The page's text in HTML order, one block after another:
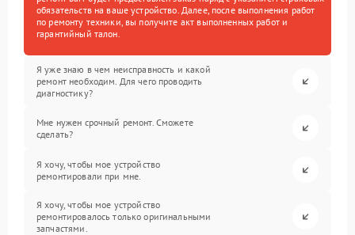
обязательств на ваше устройство. Далее, после выполнения работ
по ремонту техники, вы получите акт выполненных работ и
гарантийный талон.
Я уже знаю в чем неисправность и какой
ремонт необходим. Для чего проводить
диагностику?
Мне нужен срочный ремонт. Сможете
сделать?
Я хочу, чтобы мое устройство
ремонтировали при мне.
Я хочу, чтобы мое устройство
ремонтировалось только оригинальными
запчастями.